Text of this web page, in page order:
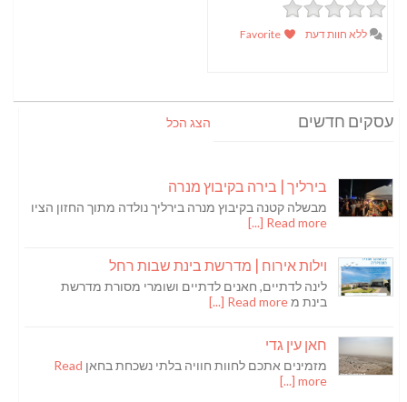
ללא חוות דעת
עסקים חדשים הצג הכל
בירליך | בירה בקיבוץ מנרה
מבשלה קטנה בקיבוץ מנרה בירליך נולדה מתוך החזון הציו
Read more [...]
וילות אירוח | מדרשת בינת שבות רחל
לינה לדתיים, חאנים לדתיים ושומרי מסורת מדרשת
בינת מRead more [...]
חאן עין גדי
מזמינים אתכם לחוות חוויה בלתי נשכחת בחאן Read
more [...]